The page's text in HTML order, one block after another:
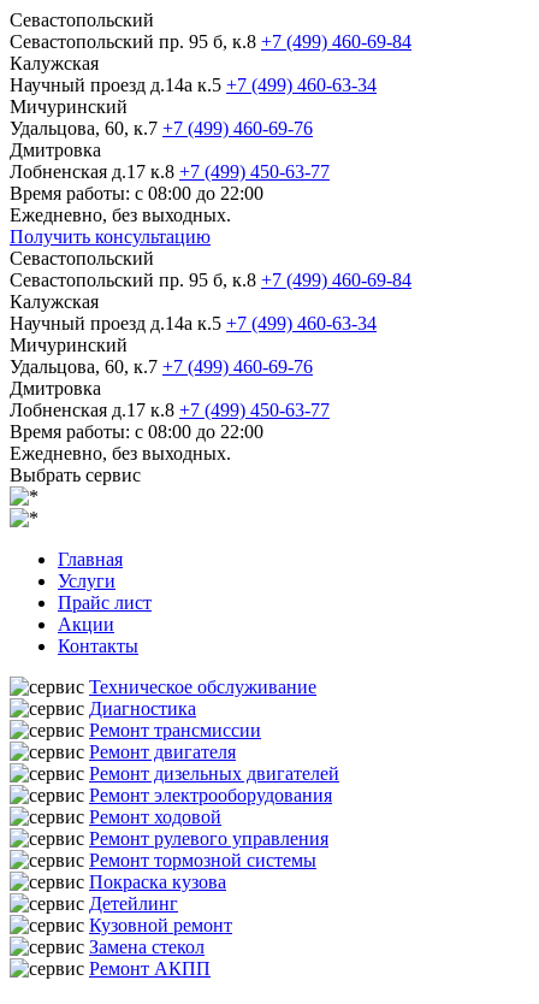
Севастопольский
Севастопольский пр. 95 б, к.8 +7 (499) 460-69-84
Калужская
Научный проезд д.14а к.5 +7 (499) 460-63-34
Мичуринский
Удальцова, 60, к.7 +7 (499) 460-69-76
Дмитровка
Лобненская д.17 к.8 +7 (499) 450-63-77
Время работы: с 08:00 до 22:00
Ежедневно, без выходных.
Получить консультацию
Севастопольский
Севастопольский пр. 95 б, к.8 +7 (499) 460-69-84
Калужская
Научный проезд д.14а к.5 +7 (499) 460-63-34
Мичуринский
Удальцова, 60, к.7 +7 (499) 460-69-76
Дмитровка
Лобненская д.17 к.8 +7 (499) 450-63-77
Время работы: с 08:00 до 22:00
Ежедневно, без выходных.
Выбрать сервис
Главная
Услуги
Прайс лист
Акции
Контакты
Техническое обслуживание
Диагностика
Ремонт трансмиссии
Ремонт двигателя
Ремонт дизельных двигателей
Ремонт электрооборудования
Ремонт ходовой
Ремонт рулевого управления
Ремонт тормозной системы
Покраска кузова
Детейлинг
Кузовной ремонт
Замена стекол
Ремонт АКПП